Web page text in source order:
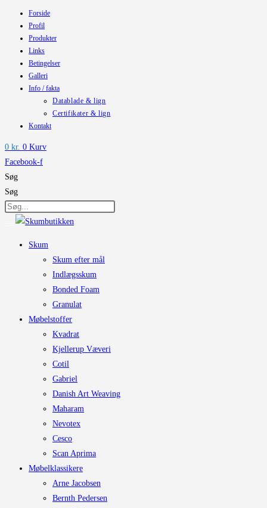
Forside
Profil
Produkter
Links
Betingelser
Galleri
Info / fakta
Datablade & lign
Certifikater & lign
Kontakt
0 kr. 0 Kurv
Facebook-f
Søg
Søg
Skum
Skum efter mål
Indlægsskum
Bonded Foam
Granulat
Møbelstoffer
Kvadrat
Kjellerup Væveri
Cotil
Gabriel
Danish Art Weaving
Maharam
Nevotex
Cesco
Scan Aprima
Møbelklassikere
Arne Jacobsen
Bernth Pedersen